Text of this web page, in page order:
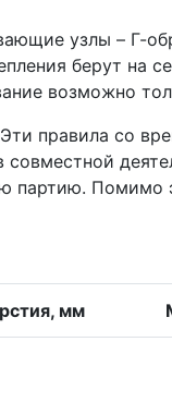
узлы – Г-
берут на
возможно
правила со
Помимо
мм